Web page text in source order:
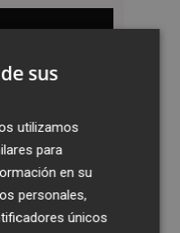
sus
utilizamos
para
en su
personales,
únicos